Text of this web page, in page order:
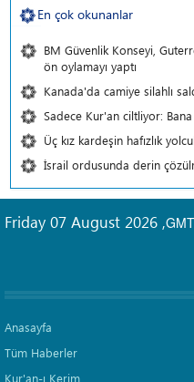
En çok okunanlar
BM Güvenlik Konseyi,
ön oylamayı yaptı
Kanada'da camiye silahlı
Sadece Kur'an ciltliyor:
Üç kız kardeşin hafızlık
İsrail ordusunda derin
Friday 07 August 2026 ,
Anasayfa
Tüm Haberler
Kur'an-ı Kerim